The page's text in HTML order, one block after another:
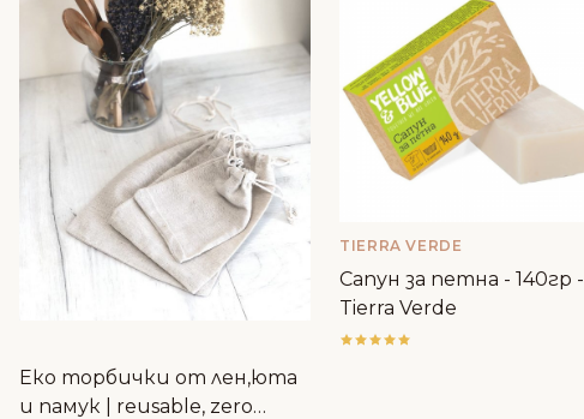
Еко торбички от лен,юта
и памук | reusable, zero
TIERRA VERDE
Сапун за петна - 140гр -
Tierra Verde